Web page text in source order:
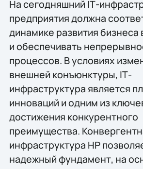
На сегодняшний IТ-
предприятия должна
динамике развития бизнеса
и обеспечивать
процессов. В условиях
внешней конъюнктуры, IТ-
инфраструктура является
инноваций и одним из
достижения конкурентного
преимущества.
инфраструктура HP
надежный фундамент, на